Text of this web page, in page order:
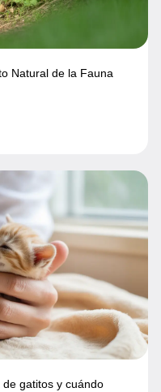
Natural de la Fauna
gatitos y cuándo